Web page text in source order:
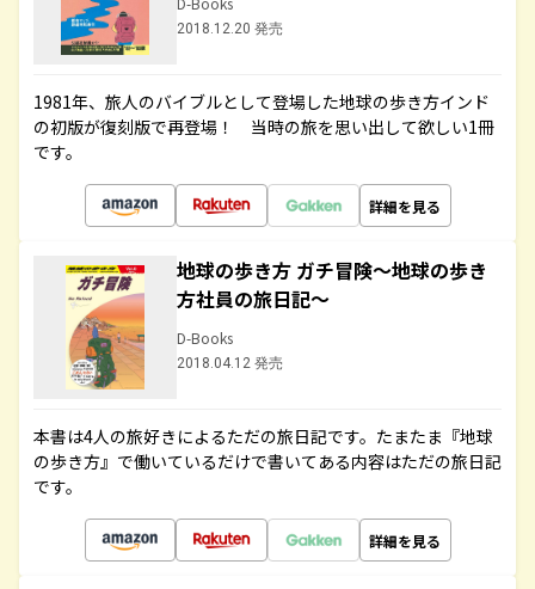
2018.12.20 発売
1981年、旅人のバイブルとして登場した地球の歩き方インド
の初版が復刻版で再登場！ 当時の旅を思い出して欲しい1冊
です。
詳細を見る
地球の歩き方 ガチ冒険～地球の歩き
方社員の旅日記～
D-Books
2018.04.12 発売
本書は4人の旅好きによるただの旅日記です。たまたま『地球
の歩き方』で働いているだけで書いてある内容はただの旅日記
です。
詳細を見る